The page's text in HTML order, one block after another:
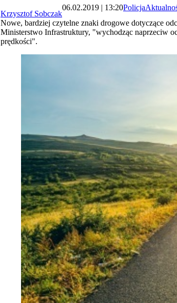
Krzysztof Sobczak
06.02.2019 | 13:20Policja
Nowe, bardziej czytelne znaki drogowe dotyczące
Ministerstwo Infrastruktury, "wychodząc naprzeciw
prędkości".